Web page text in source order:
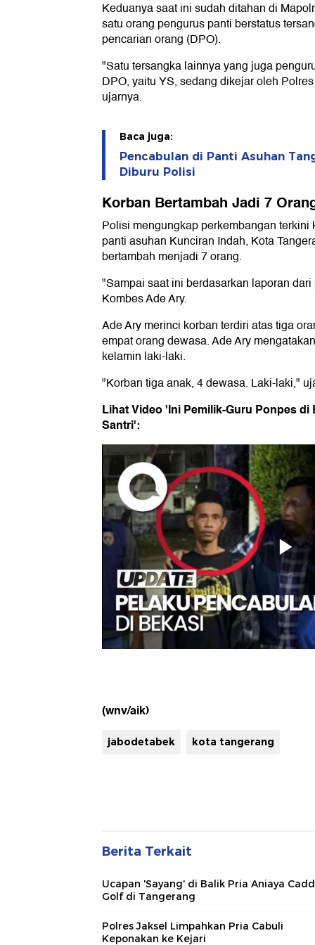
Keduanya saat ini sudah ditahan di
satu orang pengurus panti berstatus
pencarian orang (DPO).
"Satu tersangka lainnya yang juga
DPO, yaitu YS, sedang dikejar oleh
ujarnya.
Baca juga:
Pencabulan di Panti Asuhan
Diburu Polisi
Korban Bertambah Jadi 7
Polisi mengungkap perkembangan
panti asuhan Kunciran Indah, Kota
bertambah menjadi 7 orang.
"Sampai saat ini berdasarkan laporan
Kombes Ade Ary.
Ade Ary merinci korban terdiri atas tiga
empat orang dewasa. Ade Ary
kelamin laki-laki.
"Korban tiga anak, 4 dewasa. Laki-laki,"
Lihat Video 'Ini Pemilik-Guru Ponpes
Santri':
(wnv/aik)
jabodetabek kota tangerang
Berita Terkait
Ucapan 'Sayang' di Balik Pria Aniaya
Golf di Tangerang
Polres Jaksel Limpahkan Pria Cabuli
Keponakan ke Kejari